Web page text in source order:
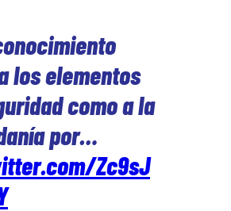
los elementos
como a la
por…
Zc9sJ